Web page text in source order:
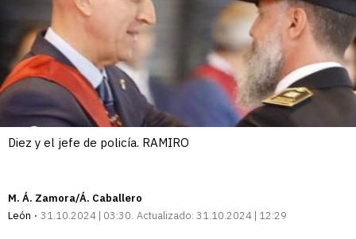
Diez y el jefe de policía. RAMIRO
M. Á. Zamora/Á. Caballero
León
31.10.2024 | 03:30 Actualizado: 31.10.2024 | 12:29